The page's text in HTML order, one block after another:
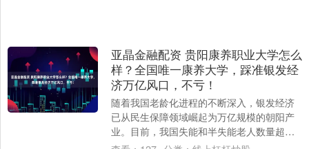
亚晶金融配资 贵阳康养职业大学怎么
样？全国唯一康养大学，踩准银发经
济万亿风口，不亏！
随着我国老龄化进程的不断深入，银发经济
已从民生保障领域崛起为万亿规模的朝阳产
业。目前，我国失能和半失能老人数量超过
4400万人，养老护理员的供给缺口约达550